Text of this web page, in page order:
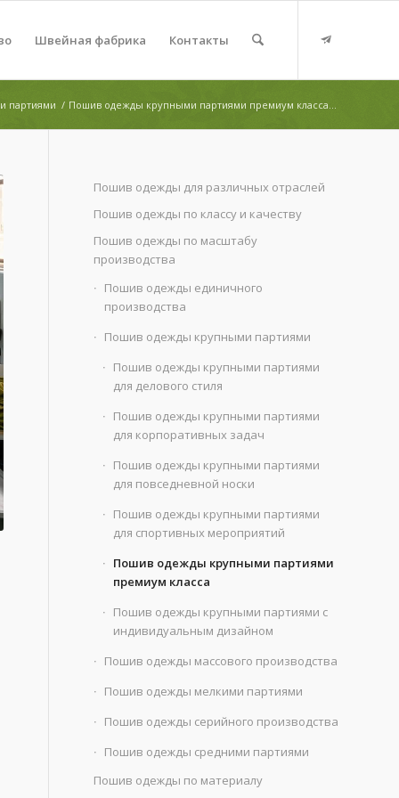
Швейная фабрика Контакты
партиями / Пошив одежды крупными партиями премиум класса...
Пошив одежды для различных отраслей
Пошив одежды по классу и качеству
Пошив одежды по масштабу
производства
Пошив одежды единичного
производства
Пошив одежды крупными партиями
Пошив одежды крупными партиями
для делового стиля
Пошив одежды крупными партиями
для корпоративных задач
Пошив одежды крупными партиями
для повседневной носки
Пошив одежды крупными партиями
для спортивных мероприятий
Пошив одежды крупными партиями
премиум класса
Пошив одежды крупными партиями с
индивидуальным дизайном
Пошив одежды массового производства
Пошив одежды мелкими партиями
Пошив одежды серийного производства
Пошив одежды средними партиями
Пошив одежды по материалу